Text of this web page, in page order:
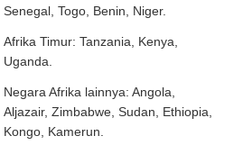
Senegal, Togo, Benin, Niger.
Afrika Timur: Tanzania, Kenya,
Uganda.
Negara Afrika lainnya: Angola,
Aljazair, Zimbabwe, Sudan, Ethiopia,
Kongo, Kamerun.